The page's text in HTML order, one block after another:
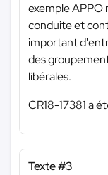
exemple APPO
conduite et
important
des
libérales.
CR18-17381 a
Texte #3